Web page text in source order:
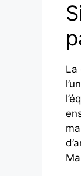
La